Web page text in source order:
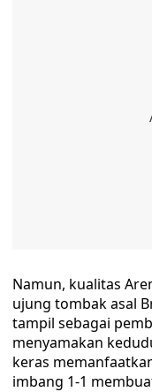
Namun, kualitas
ujung tombak asal
tampil sebagai
menyamakan
keras
imbang 1-1